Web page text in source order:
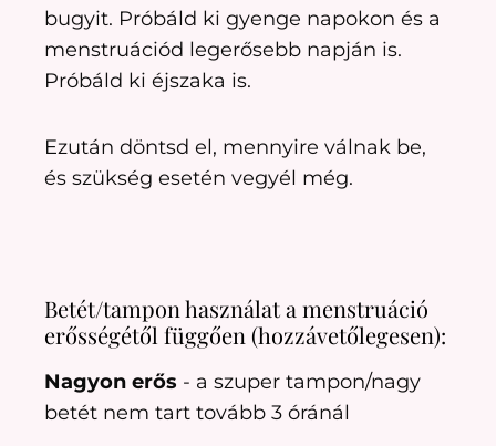
bugyit. Próbáld ki gyenge napokon és a
menstruációd legerősebb napján is.
Próbáld ki éjszaka is.
Ezután döntsd el, mennyire válnak be,
és szükség esetén vegyél még.
Betét/tampon használat a menstruáció
erősségétől függően (hozzávetőlegesen):
Nagyon erős - a szuper tampon/nagy
betét nem tart tovább 3 óránál